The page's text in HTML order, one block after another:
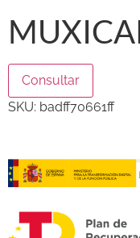
Consultar
SKU: badff70661ff